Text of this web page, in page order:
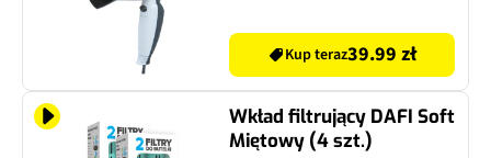
Kup teraz39.99 zł
Wkład filtrujący DAFI Soft
Miętowy (4 szt.)